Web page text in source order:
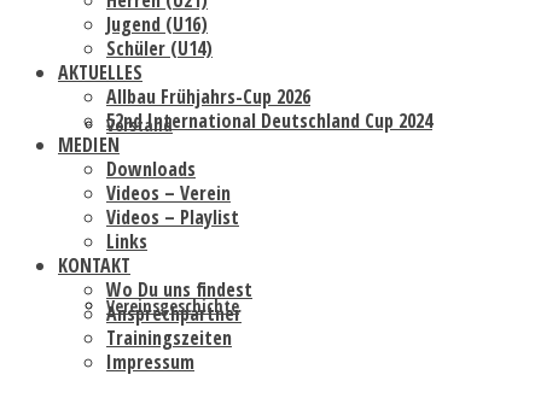
Vorstand
Vereinsgeschichte
Jugend (U16)
Schüler (U14)
AKTUELLES
Allbau Frühjahrs-Cup 2026
52nd International Deutschland Cup 2024
MEDIEN
Downloads
Videos – Verein
Videos – Playlist
Links
KONTAKT
Wo Du uns findest
Ansprechpartner
Trainingszeiten
Impressum